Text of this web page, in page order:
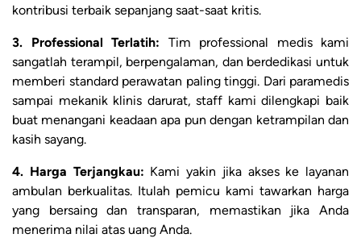
kontribusi terbaik sepanjang saat-saat kritis.
3. Professional Terlatih: Tim professional medis kami
sangatlah terampil, berpengalaman, dan berdedikasi untuk
memberi standard perawatan paling tinggi. Dari paramedis
sampai mekanik klinis darurat, staff kami dilengkapi baik
buat menangani keadaan apa pun dengan ketrampilan dan
kasih sayang.
4. Harga Terjangkau: Kami yakin jika akses ke layanan
ambulan berkualitas. Itulah pemicu kami tawarkan harga
yang bersaing dan transparan, memastikan jika Anda
menerima nilai atas uang Anda.